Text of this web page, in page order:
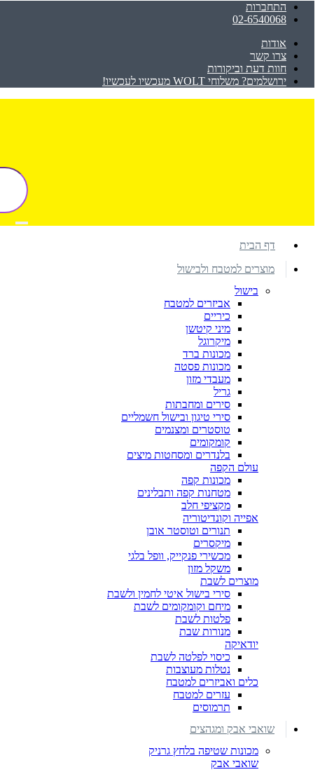
התחברות
02-6540068
אודות
צרו קשר
חוות דעת וביקורות
ירושלמים? משלוחי WOLT מעכשיו לעכשיו!
דף הבית
מוצרים למטבח ולבישול
בישול
אביזרים למטבח
כיריים
מיני קיטשן
מיקרוגל
מכונות ברד
מכונות פסטה
מעבדי מזון
גריל
סירים ומחבתות
סירי טיגון ובישול חשמליים
טוסטרים ומצנמים
קומקומים
בלנדרים ומסחטות מיצים
עולם הקפה
מכונות קפה
מטחנות קפה ותבלינים
מקציפי חלב
אפייה וקונדיטוריה
תנורים וטוסטר אובן
מיקסרים
מכשירי פנקייק, וופל בלגי
משקל מזון
מוצרים לשבת
סירי בישול איטי לחמין ולשבת
מיחם וקומקומים לשבת
פלטות לשבת
מנורות שבת
יודאיקה
כיסוי לפלטה לשבת
נטלות מעוצבות
כלים ואביזרים למטבח
עזרים למטבח
תרמוסים
שואבי אבק ומגהצים
מכונות שטיפה בלחץ גרניק
שואבי אבק